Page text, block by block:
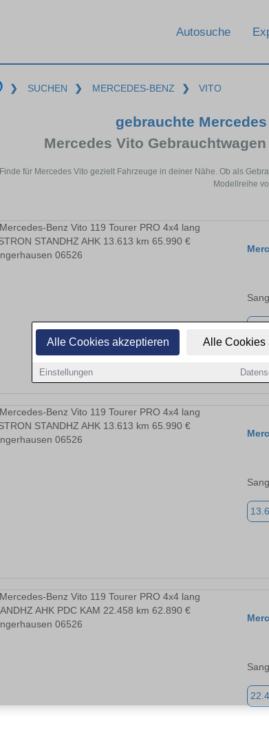
Alle Cookies akzeptieren Alle Cookies
Einstellungen
Autosuche
❯ SUCHEN ❯ MERCEDES-BENZ ❯ VITO
gebrauchte
Mercedes Vito
Finde für Mercedes Vito gezielt Fahrzeuge in deiner Nähe. Ob als
Modellreihe